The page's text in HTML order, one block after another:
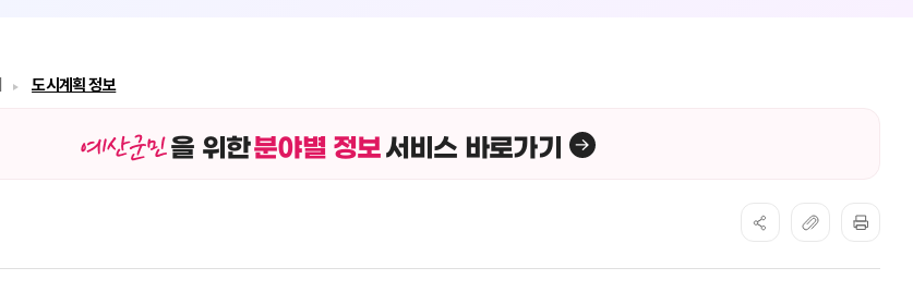
도시계획 정보
을 위한분야별 정보 서비스 바로가기